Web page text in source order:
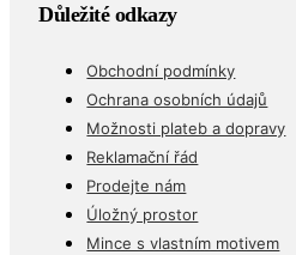
Důležité odkazy
Obchodní podmínky
Ochrana osobních údajů
Možnosti plateb a dopravy
Reklamační řád
Prodejte nám
Úložný prostor
Mince s vlastním motivem